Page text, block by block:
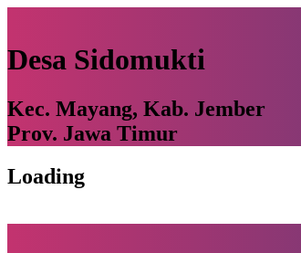
Desa Sidomukti
Kec. Mayang, Kab. Jember
Prov. Jawa Timur
Loading